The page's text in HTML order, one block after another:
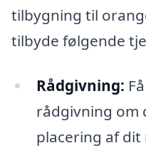
tilbygning til
tilbyde følgende
Rådgivning:
rådgivning om
placering af